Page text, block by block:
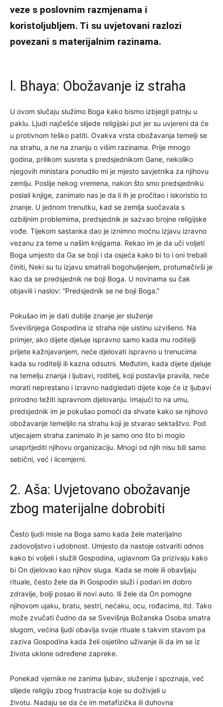
veze s poslovnim razmjenama i
koristoljubljem. Ti su uvjetovani razlozi
povezani s materijalnim razinama.
l. Bhaya: Obožavanje iz straha
U ovom slučaju služimo Boga kako bismo izbjegli patnju u
paklu. Ljudi najčešće slijede religijski put jer su uvjereni da će
u protivnom teško patiti. Ovakva vrsta obožavanja temelji se
na strahu, a ne na znanju o višim razinama. Prije mnogo
godina, prilikom susreta s predsjednikom Gane, nekoliko
njegovih ministara ponudilo mi je mjesto savjetnika za njihovu
zemlju. Poslije nekog vremena, nakon što smo predsjedniku
poslali knjige, zanimalo nas je da li ih je pročitao i iskoristio to
znanje. U jednom trenutku, kad se zemlja suočavala s
ozbiljnim problemima, predsjednik je sazvao brojne religijske
vođe. Tijekom sastanka dao je iznimno moćnu izjavu izravno
vezanu za teme u našim knjigama. Rekao im je da uči voljeti
Boga umjesto da Ga se boji i da osjeća kako bi to i oni trebali
činiti, Neki su tu izjavu smatrali bogohuljenjem, protumačivši je
kao da se predsjednik ne boji Boga. U novinama su čak
objavili i naslov: “Predsjednik se ne boji Boga.”
Pokušao im je dati dublje znanje jer služenje
Svevišnjega Gospodina iz straha nije uistinu uzvišeno. Na
primjer, ako dijete djeluje ispravno samo kada mu roditelji
prijete kažnjavanjem, neće djelovati ispravno u trenucima
kada su roditelji ili kazna odsutni. Međutim, kada dijete djeluje
na temelju znanja i ljubavi, roditelj, koji postavlja pravila, neće
morati neprestano i izravno nadgledati dijete koje će iz ljubavi
prirodno težiti ispravnom djelovanju. Imajući to na umu,
predsjednik im je pokušao pomoći da shvate kako se njihovo
obožavanje temeljilo na strahu koji je stvarao sektaštvo. Pod
utjecajem straha zanimalo ih je samo ono što bi moglo
unaprtjediti njlhovu organizaciju. Mnogi od njih nisu bili samo
sebični, već i licemjerni.
2. Aša: Uvjetovano obožavanje
zbog materijalne dobrobiti
Često ljudi misle na Boga samo kada žele materijalno
zadovoljstvo i udobnost. Umjesto da nastoje ostvariti odnos
kako bi voljeli i služili Gospodina, uglavnom Ga prizivaju kako
bi On djelovao kao njihov sluga. Kada se mole ili obavljaju
rituale, često žele da ih Gospodin služi i podari im dobro
zdravlje, bolji posao ili novi auto. lli žele da On pomogne
njihovom ujaku, bratu, sestri, nećaku, ocu, rođacima, itd. Tako
može zvučati čudno da se Svevišnja Božanska Osoba smatra
slugom, većina ljudi obavlja svoje rituale s takvim stavom pa
zaziva Gospodina kada želi osjetilno uživanje ili da im se iz
života uklone određene zapreke.
Ponekad vjernike ne zanima ljubav, služenje i spoznaja, već
slijede religiju zbog frustracija koje su doživjeli u
životu. Nadaju se da će im metafizička ili duhovna